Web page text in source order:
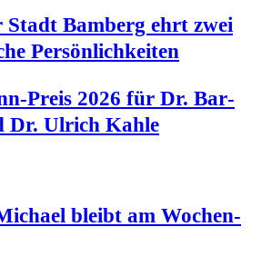
Bam­berg ehrt zwei
Persönlichkeiten
Preis 2026 für Dr. Bar­
Dr. Ulrich Kahle
bleibt am Wochen­